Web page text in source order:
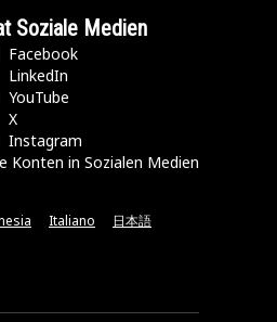
Soziale Medien
Facebook
LinkedIn
YouTube
X
Instagram
Konten in Sozialen Medien
Italiano 日本語